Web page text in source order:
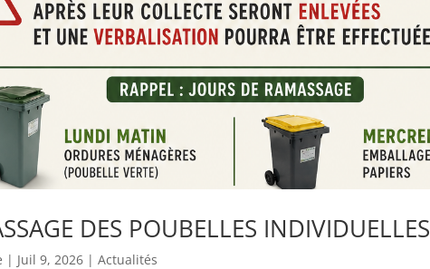
DES POUBELLES INDIVIDUELLES
| Juil 9, 2026| Actualités